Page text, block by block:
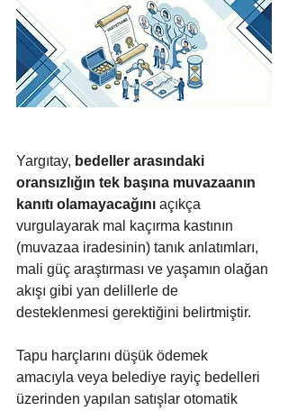
Yargıtay, bedeller arasındaki
oransızlığın tek başına muvazaanın
kanıtı olamayacağını açıkça
vurgulayarak mal kaçırma kastının
(muvazaa iradesinin) tanık anlatımları,
mali güç araştırması ve yaşamın olağan
akışı gibi yan delillerle de
desteklenmesi gerektiğini belirtmiştir.
Tapu harçlarını düşük ödemek
amacıyla veya belediye rayiç bedelleri
üzerinden yapılan satışlar otomatik